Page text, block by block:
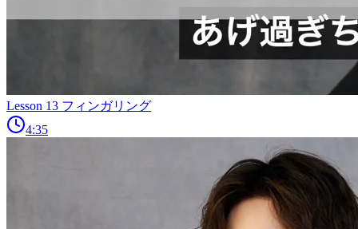
Lesson 13 フィンガリング
4:35